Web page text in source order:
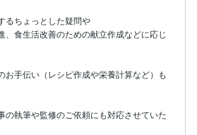
るちょっとした疑問や
、食生活改善のための献立作成などに応じ
お手伝い（レシピ作成や栄養計算など）も
の執筆や監修のご依頼にも対応させていた